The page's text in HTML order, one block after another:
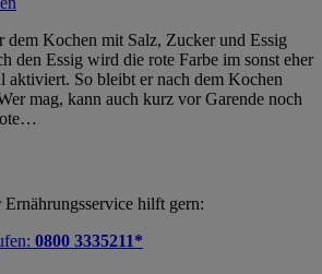
Kochen mit Salz, Zucker und Essig
den Essig wird die rote Farbe im sonst eher
aktiviert. So bleibt er nach dem Kochen
mag, kann auch kurz vor Garende noch
Ernährungsservice hilft gern:
0800 3335211*